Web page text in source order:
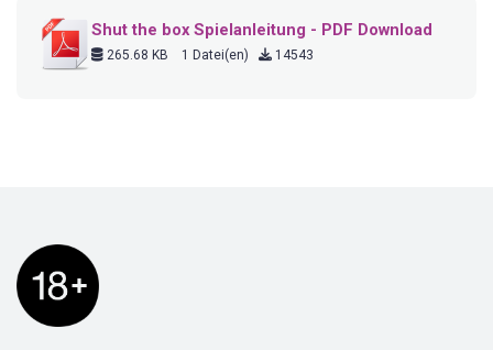
Shut the box Spielanleitung - PDF Download
265.68 KB 1 Datei(en) 14543